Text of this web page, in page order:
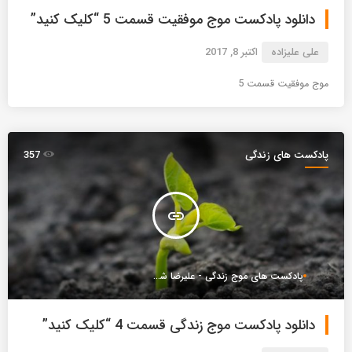
دانلود پادکست موج موفقیت قسمت 5 “کلیک کنید”
علی علیزاده اکتبر 8, 2017
موج موفقیت قسمت 5
پادکست های زندگی
insert_link
پادکست های موج زندگی - علیرضا شعبانعلی
دانلود پادکست موج زندگی قسمت 4 “کلیک کنید”